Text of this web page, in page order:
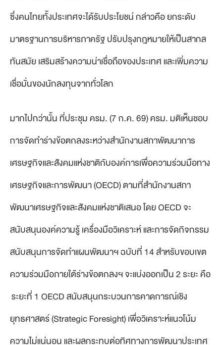
ซึ่งคนไทยทั้งประเทศจะได้รับประโยชน์ กล่าวคือ ยกระดับ
มาตรฐานการบริหารภาครัฐ ปรับปรุงกฎหมายให้เป็นสากล
ทันสมัย เสริมสร้างความน่าเชื่อถือของประเทศ และเพิ่มความ
เชื่อมั่นของนักลงทุนจากทั่วโลก
มากไปกว่านั้น ที่ประชุม ครม. (7 ก.ค. 69) ครม. มติเห็นชอบ
การจัดทำร่างข้อตกลงระหว่างสำนักงานสภาพัฒนาการ
เศรษฐกิจและสังคมแห่งชาติกับองค์การเพื่อความร่วมมือทาง
เศรษฐกิจและการพัฒนา (OECD) ตามที่สำนักงานสภา
พัฒนาเศรษฐกิจและสังคมแห่งชาติเสนอ โดย OECD จะ
สนับสนุนองค์ความรู้ เครื่องมือวิเคราะห์ และการจัดกิจกรรม
สนับสนุนการจัดทำแผนพัฒนาฯ ฉบับที่ 14 สำหรับขอบเขต
ความร่วมมือภายใต้ร่างข้อตกลงฯ จะแบ่งออกเป็น 2 ระยะ คือ
ระยะที่ 1 OECD สนับสนุนกระบวนการคาดการณ์เชิง
ยุทธศาสตร์ (Strategic Foresight) เพื่อวิเคราะห์แนวโน้ม
ความไม่แน่นอน และผลกระทบต่อทิศทางการพัฒนาประเทศ